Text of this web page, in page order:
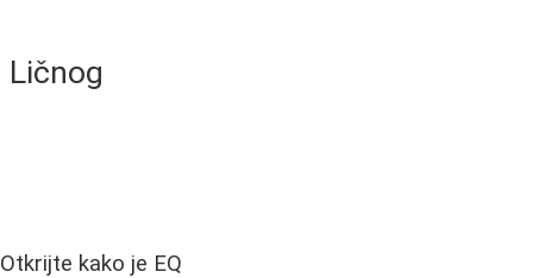
Ličnog
kako je EQ